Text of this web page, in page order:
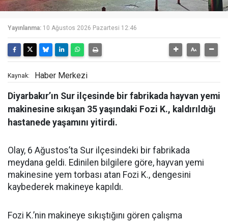
Yayınlanma: 10 Ağustos 2026 Pazartesi 12:46
Kaynak: Haber Merkezi
Diyarbakır’ın Sur ilçesinde bir fabrikada hayvan yemi
makinesine sıkışan 35 yaşındaki Fozi K., kaldırıldığı
hastanede yaşamını yitirdi.
Olay, 6 Ağustos’ta Sur ilçesindeki bir fabrikada
meydana geldi. Edinilen bilgilere göre, hayvan yemi
makinesine yem torbası atan Fozi K., dengesini
kaybederek makineye kapıldı.
Fozi K.’nin makineye sıkıştığını gören çalışma